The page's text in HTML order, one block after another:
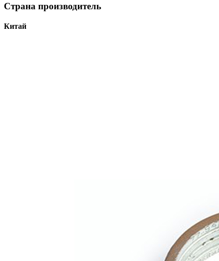
Страна производитель
Китай